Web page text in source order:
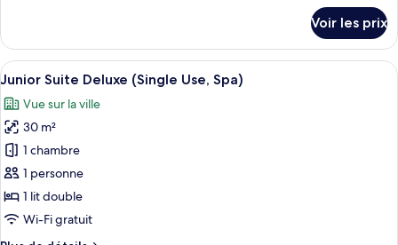
3
pax
Access
to
Spa
le
type
de
Junior
Suite
Deluxe
3
pax
Access
to
Spa
Voir les prix
Afficher
toutes
les
photos
pour
ce
type
de
chambre :
Une chambre d’hôtel dotée d’un
5
Junior Suite Deluxe (Single Use, Spa)
Vue sur la ville
30 m²
1 chambre
1 personne
1 lit double
Wi-Fi gratuit